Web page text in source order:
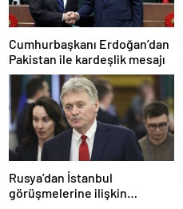
Cumhurbaşkanı Erdoğan’dan
Pakistan ile kardeşlik mesajı
Rusya’dan İstanbul
görüşmelerine ilişkin